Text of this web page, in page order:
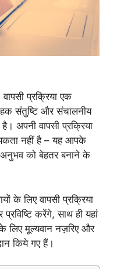
प्रक्रिया एक
संतुष्टि और संचालनीय
अपनी वापसी प्रक्रिया
नहीं है – यह आपके
को बेहतर बनाने के
के लिए वापसी प्रक्रिया
करेंगे, साथ ही यहां
लिए मूल्यवान नज़रिए और
किये गए हैं।